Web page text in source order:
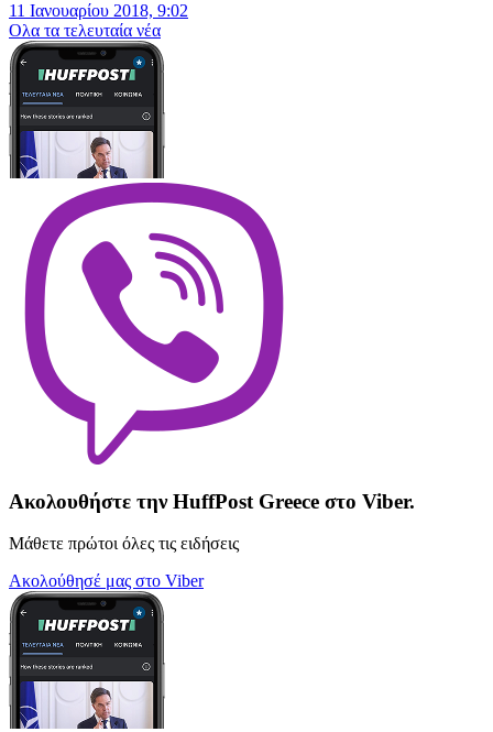
11 Ιανουαρίου 2018, 9:02
Oλα τα τελευταία νέα
Ακολουθήστε την HuffPost Greece στο Viber.
Μάθετε πρώτοι όλες τις ειδήσεις
Ακολούθησέ μας στο Viber